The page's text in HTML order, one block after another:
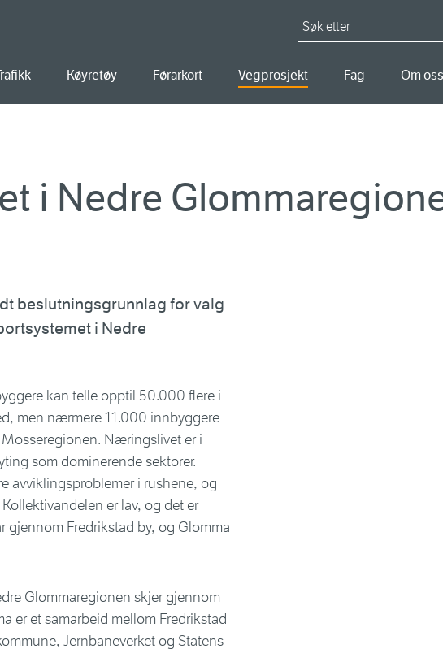
Køyretøy Førarkort Vegprosjekt Fag Om oss
i Nedre
beslutningsgrunnlag for valg
i Nedre
kan telle opptil 50.000 flere i
men nærmere 11.000 innbyggere
Næringslivet er i
som dominerende sektorer.
avviklingsproblemer i rushene, og
er lav, og det er
gjennom Fredrikstad by, og Glomma
Glommaregionen skjer gjennom
er et samarbeid mellom Fredrikstad
Jernbaneverket og Statens